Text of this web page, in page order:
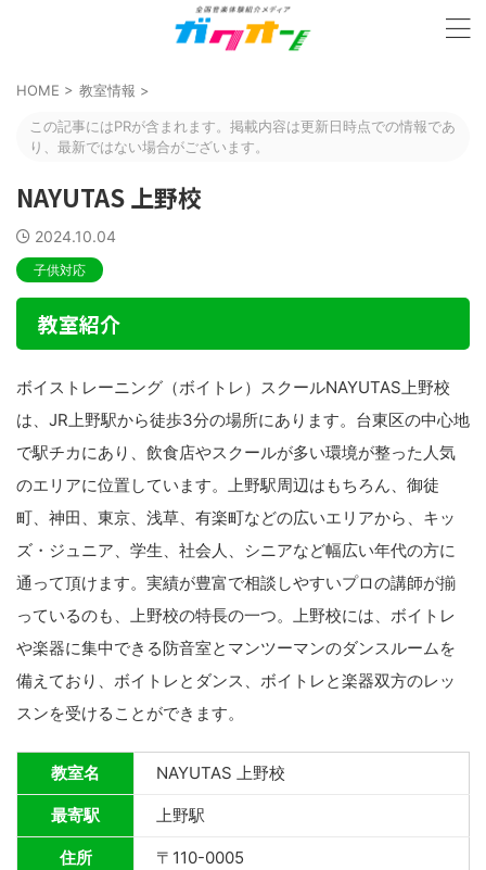
HOME > 教室情報 >
この記事にはPRが含まれます。掲載内容は更新日時点での情報であ
り、最新ではない場合がございます。
NAYUTAS 上野校
2024.10.04
子供対応
教室紹介
ボイストレーニング（ボイトレ）スクールNAYUTAS上野校
は、JR上野駅から徒歩3分の場所にあります。台東区の中心地
で駅チカにあり、飲食店やスクールが多い環境が整った人気
のエリアに位置しています。上野駅周辺はもちろん、御徒
町、神田、東京、浅草、有楽町などの広いエリアから、キッ
ズ・ジュニア、学生、社会人、シニアなど幅広い年代の方に
通って頂けます。実績が豊富で相談しやすいプロの講師が揃
っているのも、上野校の特長の一つ。上野校には、ボイトレ
や楽器に集中できる防音室とマンツーマンのダンスルームを
備えており、ボイトレとダンス、ボイトレと楽器双方のレッ
スンを受けることができます。
教室名 NAYUTAS 上野校
最寄駅 上野駅
住所
〒110-0005